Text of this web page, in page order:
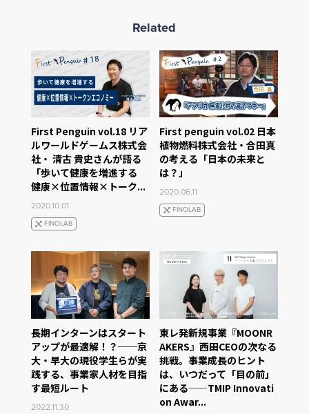
Related
First Penguin vol.18 リア
ルワールドゲームス株式会
社・ 清古 貴史さんが語る
「歩いて健康を増進する
健康×位置情報×トーク...
2020.10.01
FINOLAB
First penguin vol.02 日本
植物燃料株式会社・合田真
の考える「日本の未来と
は？」
2020.06.11
FINOLAB
長期インターンはスタート
アップが最適解！？──京
大・早大の現役学生らが実
践する、事業家人材を目指
す最短ルート
2022.11.30
東レ発新規事業『MOONR
AKERS』西田CEOの次なる
挑戦。事業成長のヒント
は、いつだって「目の前」
にある——TMIP Innovati
on Awar...